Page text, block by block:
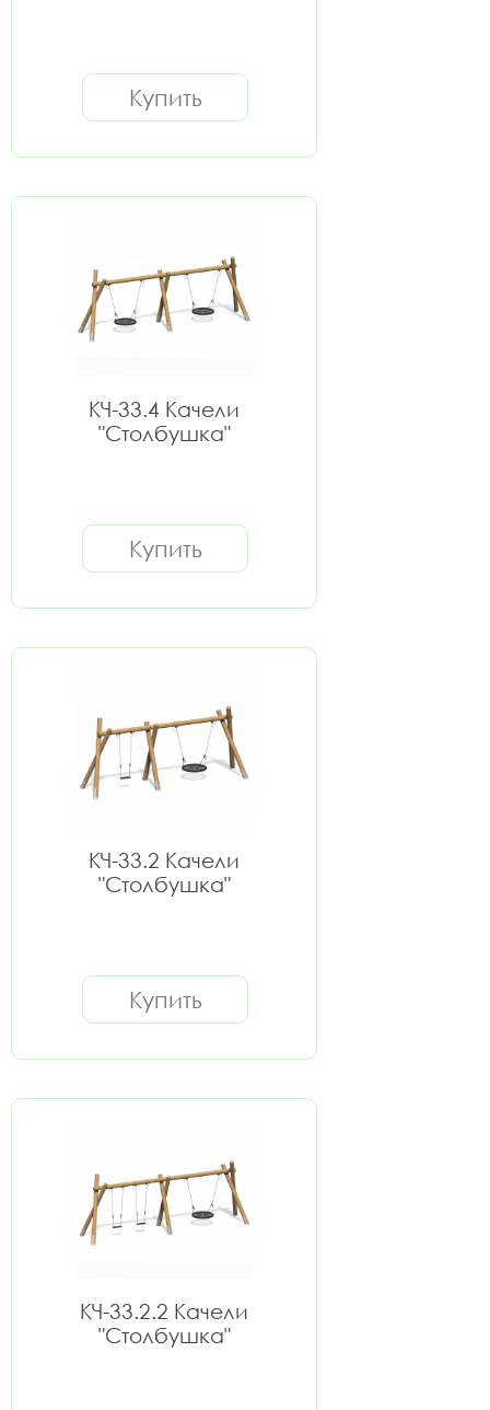
Купить
КЧ-33.4 Качели
"Столбушка"
Купить
КЧ-33.2 Качели
"Столбушка"
Купить
КЧ-33.2.2 Качели
"Столбушка"